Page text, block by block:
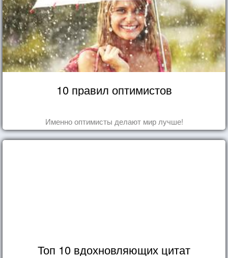
10 правил оптимистов
Именно оптимисты делают мир лучше!
Топ 10 вдохновляющих цитат